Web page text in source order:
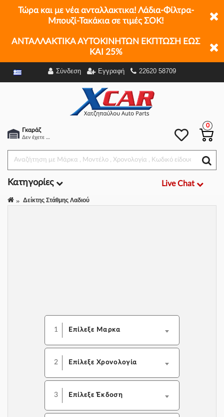
Τώρα και με νέα ανταλλακτικα! Λάδια-Φίλτρα-
Μπουζί-Τακάκια σε τιμές ΣΟΚ!
ΑΝΤΑΛΛΑΚΤΙΚΑ ΑΥΤΟΚΙΝΗΤΩΝ ΕΚΠΤΩΣΗ ΕΩΣ
ΚΑΙ 25%
Σύνδεση Εγγραφή 22620 58709
Γκαράζ
Δεν έχετε επιλέξει αμάξι.
0
Κατηγορίες Live Chat
Δείκτης Στάθμης Λαδιού
1 Επίλεξε Μαρκα
2 Επίλεξε Χρονολογία
3 Επίλεξε Έκδοση
Φίλτρα